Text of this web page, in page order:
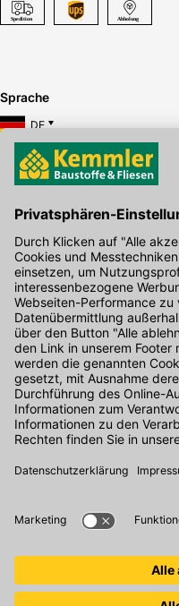
Sprache
DE
Hier gibt's die kostenlose App
Kontakt
Unser Onlineshop Team ist
Uhr unter der Telefonnummer
Alternativ können Sie unser
Den Kontakt direkt in unsere